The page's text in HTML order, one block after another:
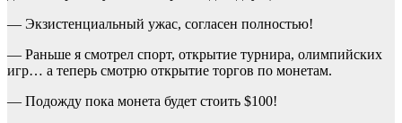
— Экзистенциальный ужас, согласен полностью!
— Раньше я смотрел спорт, открытие турнира, олимпийских
игр… а теперь смотрю открытие торгов по монетам.
— Подожду пока монета будет стоить $100!